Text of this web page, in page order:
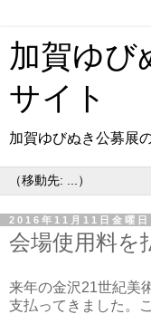
加賀ゆ
サイト
加賀ゆびぬき公募展
2016年11月11日金曜日
会場使用料を
来年の金沢21世紀美
支払ってきました。